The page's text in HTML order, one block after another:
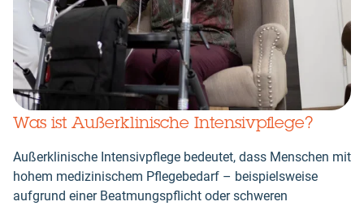
Was ist Außerklinische Intensivpflege?
Außerklinische Intensivpflege bedeutet, dass Menschen mit
hohem medizinischem Pflegebedarf – beispielsweise
aufgrund einer Beatmungspflicht oder schweren